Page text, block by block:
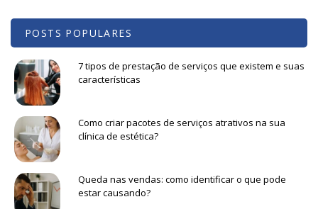
POSTS POPULARES
7 tipos de prestação de serviços que existem e suas
características
Como criar pacotes de serviços atrativos na sua
clínica de estética?
Queda nas vendas: como identificar o que pode
estar causando?